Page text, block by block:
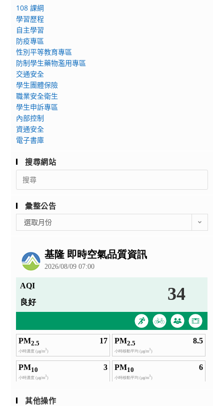
108 課綱
學習歷程
自主學習
防疫專區
性別平等教育專區
防制學生藥物濫用專區
交通安全
學生團體保險
職業安全衛生
學生申訴專區
內部控制
資通安全
電子書庫
搜尋網站
Search
for:
彙整公告
整
選取月份
其他操作